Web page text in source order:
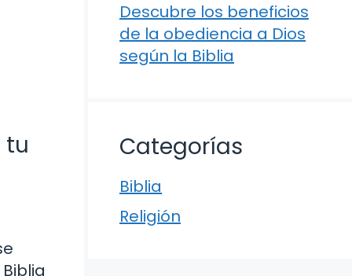
tu
Descubre los beneficios
de la obediencia a Dios
según la Biblia
Categorías
Biblia
Religión